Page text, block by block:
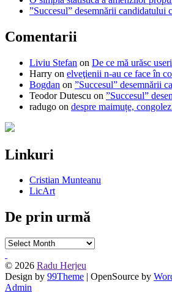
”Succesul” desemnării candidatului
Comentarii
Liviu Stefan on De ce mă urăsc
Harry on elveţienii n-au ce face în
Bogdan on ”Succesul” desemnării
Teodor Dutescu on ”Succesul”
radugo on despre maimuțe,
Linkuri
Cristian Munteanu
LicArt
De prin urmă
De
urmă
© 2026 Radu Herjeu
Design by 99Theme | OpenSource by
Admin